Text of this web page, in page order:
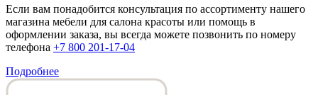
Если вам понадобится консультация по ассортименту нашего
магазина мебели для салона красоты или помощь в
оформлении заказа, вы всегда можете позвонить по номеру
телефона +7 800 201-17-04
Подробнее